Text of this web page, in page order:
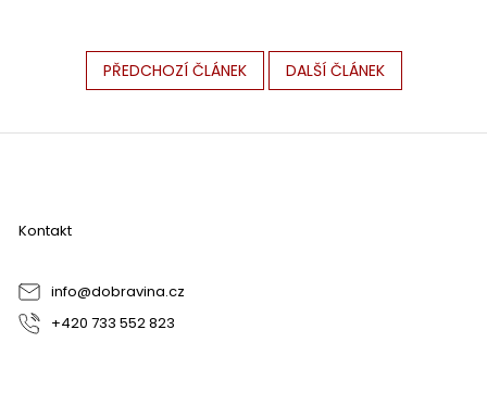
PŘEDCHOZÍ ČLÁNEK DALŠÍ ČLÁNEK
Z
Kontakt
info@dobravina.cz
+420 733 552 823